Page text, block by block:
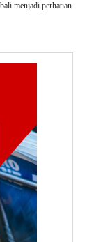
menjadi perhatian